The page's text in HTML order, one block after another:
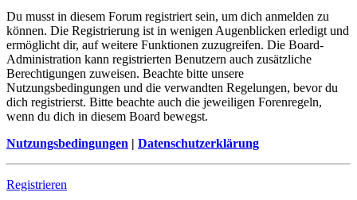
Du musst in diesem Forum registriert sein, um dich anmelden zu
können. Die Registrierung ist in wenigen Augenblicken erledigt und
ermöglicht dir, auf weitere Funktionen zuzugreifen. Die Board-
Administration kann registrierten Benutzern auch zusätzliche
Berechtigungen zuweisen. Beachte bitte unsere
Nutzungsbedingungen und die verwandten Regelungen, bevor du
dich registrierst. Bitte beachte auch die jeweiligen Forenregeln,
wenn du dich in diesem Board bewegst.
Nutzungsbedingungen | Datenschutzerklärung
Registrieren